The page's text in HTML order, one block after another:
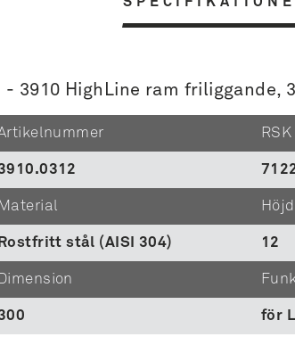
3910 HighLine ram friliggande,
Material
Rostfritt stål (AISI 304)
Höjd
12
Dimension
för